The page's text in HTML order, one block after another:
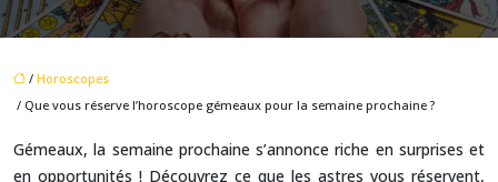
/ Horoscopes
/ Que vous réserve l’horoscope gémeaux pour la semaine prochaine ?
Gémeaux, la semaine prochaine s’annonce riche en surprises et
en opportunités ! Découvrez ce que les astres vous réservent,